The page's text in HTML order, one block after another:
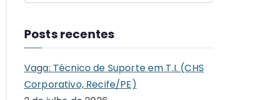
Posts recentes
Vaga: Técnico de Suporte em T.I. (CHS
Corporativo, Recife/PE)